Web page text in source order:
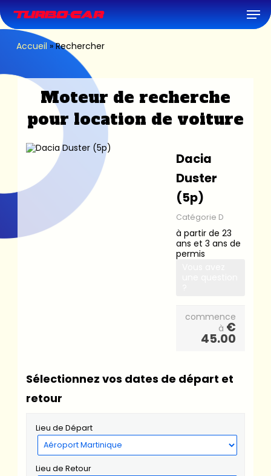
to
main
content
Accueil »Rechercher
Moteur de recherche
pour location de voiture
Dacia
Duster
(5p)
Catégorie D
à partir de 23
ans et 3 ans de
permis
commence
à €
45.00
Sélectionnez vos dates de départ et
retour
Lieu de Départ
Lieu de Retour